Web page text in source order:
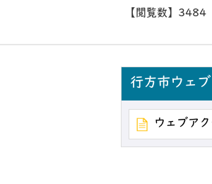
【閲覧数】 3484
行方市ウェ
ウェブア